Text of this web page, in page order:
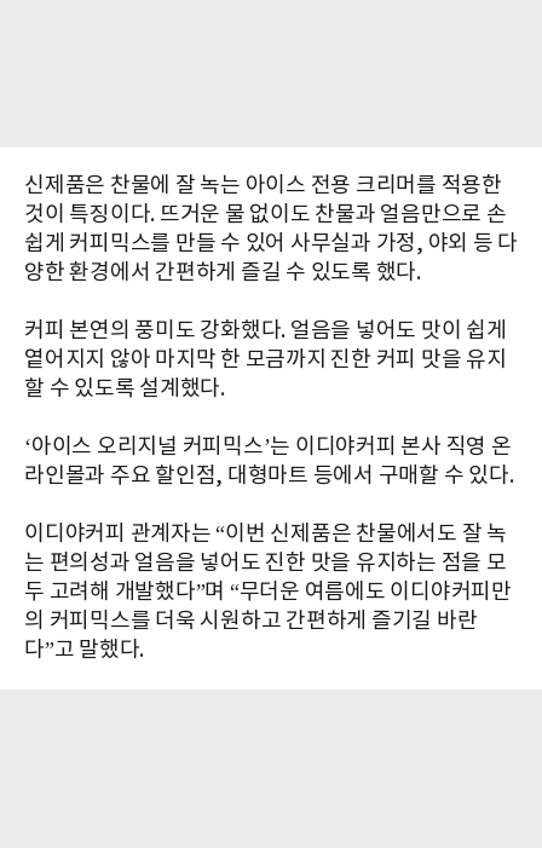
신제품은 찬물에 잘 녹는 아이스 전용 크리머를 적용한
것이 특징이다. 뜨거운 물 없이도 찬물과 얼음만으로 손
쉽게 커피믹스를 만들 수 있어 사무실과 가정, 야외 등 다
양한 환경에서 간편하게 즐길 수 있도록 했다.
커피 본연의 풍미도 강화했다. 얼음을 넣어도 맛이 쉽게
옅어지지 않아 마지막 한 모금까지 진한 커피 맛을 유지
할 수 있도록 설계했다.
‘아이스 오리지널 커피믹스’는 이디야커피 본사 직영 온
라인몰과 주요 할인점, 대형마트 등에서 구매할 수 있다.
이디야커피 관계자는 “이번 신제품은 찬물에서도 잘 녹
는 편의성과 얼음을 넣어도 진한 맛을 유지하는 점을 모
두 고려해 개발했다”며 “무더운 여름에도 이디야커피만
의 커피믹스를 더욱 시원하고 간편하게 즐기길 바란
다”고 말했다.